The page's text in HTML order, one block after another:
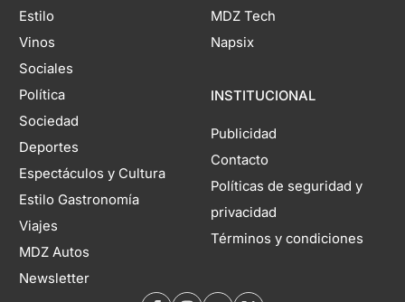
Estilo
Vinos
Sociales
Política
Sociedad
Deportes
Espectáculos y Cultura
Estilo Gastronomía
Viajes
MDZ Autos
Newsletter
MDZ Tech
Napsix
INSTITUCIONAL
Publicidad
Contacto
Políticas de seguridad y
privacidad
Términos y condiciones